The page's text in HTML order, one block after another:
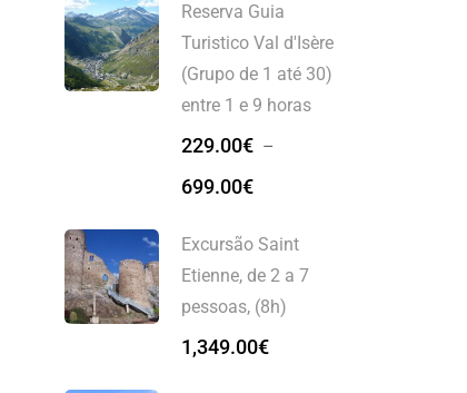
Reserva Guia
Turistico Val d'Isère
(Grupo de 1 até 30)
entre 1 e 9 horas
229.00€ –
699.00€
Excursão Saint
Etienne, de 2 a 7
pessoas, (8h)
1,349.00€